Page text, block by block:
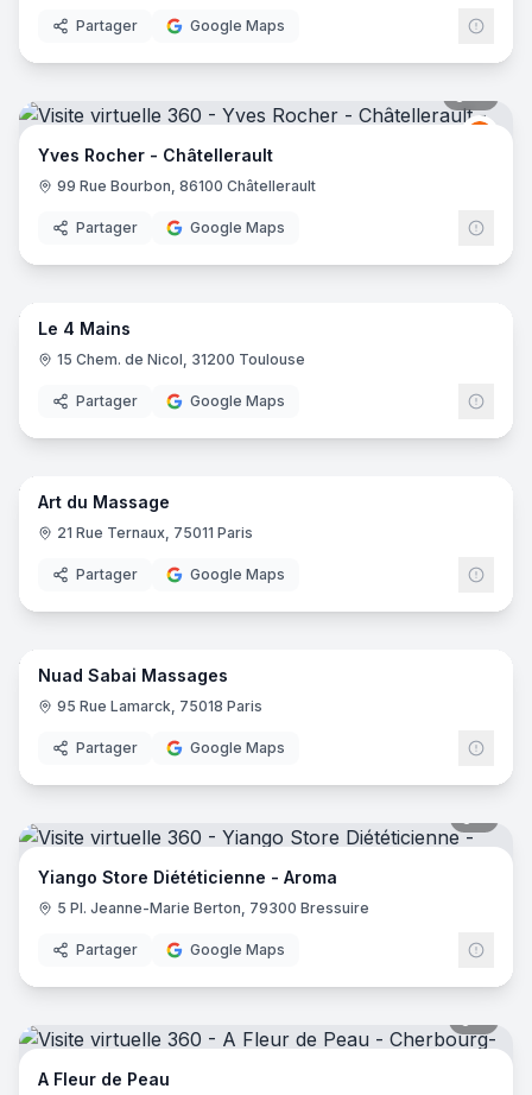
Partager Google Maps
Yves Rocher - Châtellerault
99 Rue Bourbon, 86100 Châtellerault
Partager Google Maps
15
Le 4 Mains
15 Chem. de Nicol, 31200 Toulouse
Partager Google Maps
7
Art du Massage
21 Rue Ternaux, 75011 Paris
Partager Google Maps
15
Nuad Sabai Massages
95 Rue Lamarck, 75018 Paris
Partager Google Maps
Yiango Store Diététicienne - Aroma
5 Pl. Jeanne-Marie Berton, 79300 Bressuire
Partager Google Maps
A Fleur de Peau